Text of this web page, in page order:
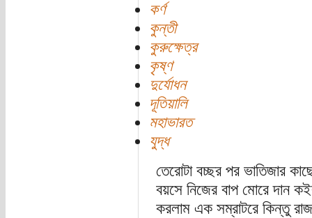
কর্ণ
কুন্তী
কুরুক্ষেত্র
কৃষ্ণ
দুর্যোধন
দূতিয়ালি
মহাভারত
যুদ্ধ
তেরোটা বচ্ছর পর ভাতিজার
বয়সে নিজের বাপ মোরে দান
করলাম এক সম্রাটরে কিন্তু